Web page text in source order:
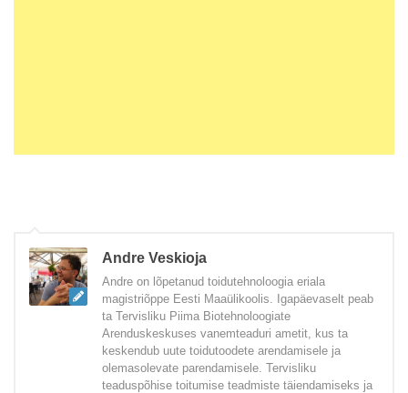
Andre Veskioja
Andre on lõpetanud toidutehnoloogia eriala
magistriõppe Eesti Maaülikoolis. Igapäevaselt peab
ta Tervisliku Piima Biotehnoloogiate
Arenduskeskuses vanemteaduri ametit, kus ta
keskendub uute toidutoodete arendamisele ja
olemasolevate parendamisele. Tervisliku
teaduspõhise toitumise teadmiste täiendamiseks ja